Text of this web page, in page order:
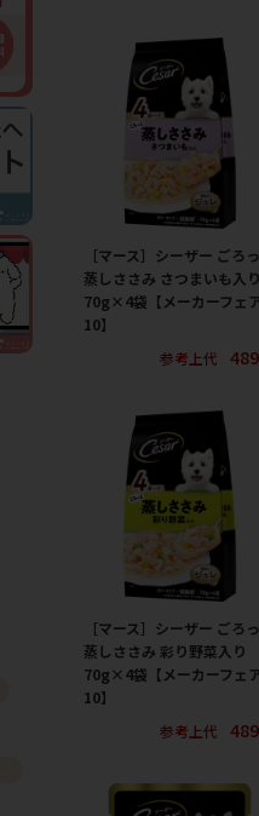
［マース］シーザー ごろ
蒸しささみ さつまいも入り
70g×4袋【メーカーフェ
10】
参考上代
［マース］シーザー ごろ
蒸しささみ 彩り野菜入り
70g×4袋【メーカーフェ
10】
参考上代